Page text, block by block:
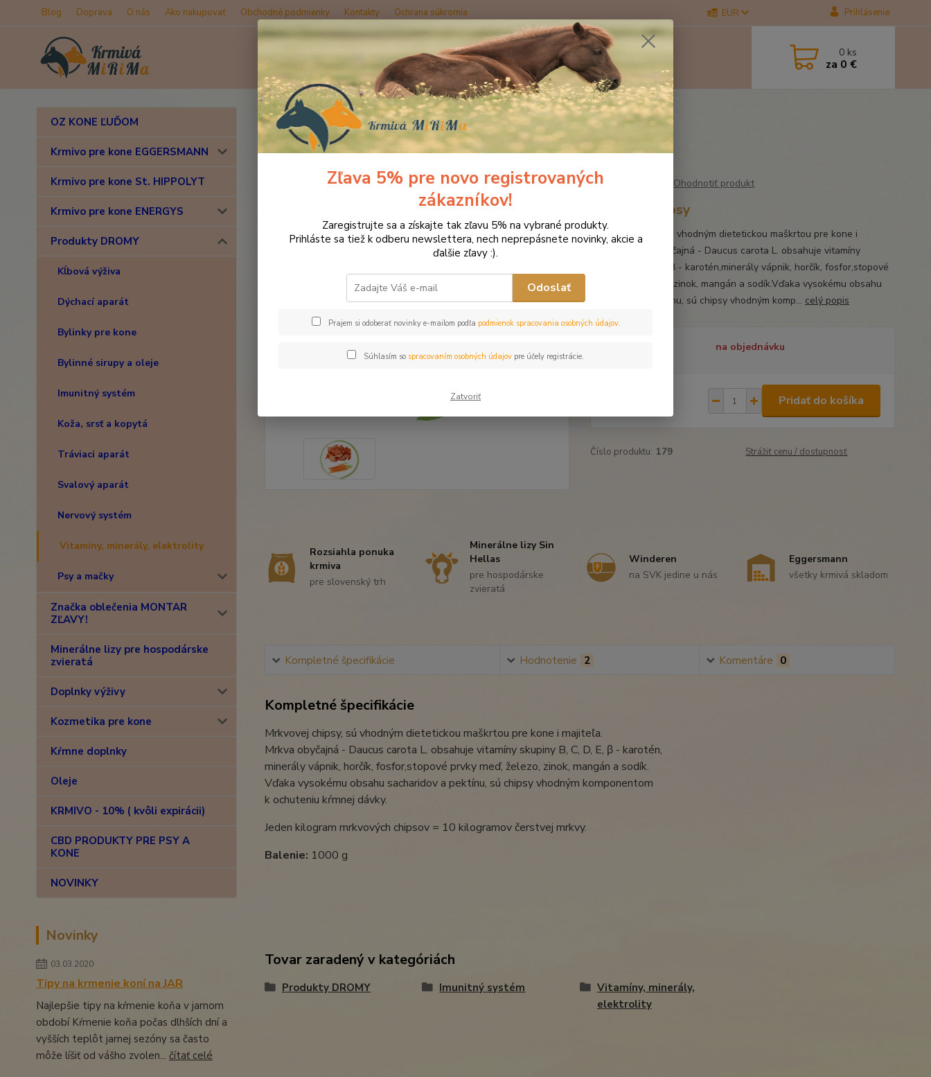
Blog Doprava O nás Ako nakupovať Obchodné podmienky Kontakty Ochrana súkromia EUR Prihlásenie
Hľadať 0 ks
za 0 €
OZ KONE ĽUĎOM
Krmivo pre kone EGGERSMANN
Krmivo pre kone St. HIPPOLYT
Krmivo pre kone ENERGYS
Produkty DROMY
Kĺbová výživa
Dýchací aparát
Bylinky pre kone
Bylinné sirupy a oleje
Imunitný systém
Koža, srsť a kopytá
Tráviaci aparát
Svalový aparát
Nervový systém
Vitamíny, minerály, elektrolity
Psy a mačky
Značka oblečenia MONTAR
ZĽAVY!
Minerálne lizy pre hospodárske
zvieratá
Doplnky výživy
Kozmetika pre kone
Kŕmne doplnky
Oleje
KRMIVO - 10% ( kvôli expirácii)
CBD PRODUKTY PRE PSY A
KONE
NOVINKY
Novinky
03.03.2020
Tipy na krmenie koní na JAR
Najlepšie tipy na kŕmenie koňa v jarnom
období Kŕmenie koňa počas dlhších dní a
vyšších teplôt jarnej sezóny sa často
môže líšiť od vášho zvolen... čítať celé
Úvod Produkty DROMY Vitamíny, minerály, elektrolity Dromy Carrot chips 1 kg
Dromy Carrot chips 1 kg
Ohodnotiť produkt
Mrkvové chipsy
Mrkvovej chipsy, sú vhodným dietetickou maškrtou pre kone i
majiteľa.Mrkva obyčajná - Daucus carota L. obsahuje vitamíny
skupiny B, C, D, E, β - karotén,minerály vápnik, horčík, fosfor,stopové
prvky meď, železo, zinok, mangán a sodík.Vďaka vysokému obsahu
sacharidov a pektínu, sú chipsy vhodným komp... celý popis
na objednávku
Pridať do košíka
Číslo produktu: 179 Strážiť cenu / dostupnosť
Rozsiahla ponuka
krmiva
pre slovenský trh
Minerálne lizy Sin
Hellas
pre hospodárske
zvieratá
Winderen
na SVK jedine u nás
Eggersmann
všetky krmivá skladom
Kompletné špecifikácie Hodnotenie 2 Komentáre 0
Kompletné špecifikácie
Mrkvovej chipsy, sú vhodným dietetickou maškrtou pre kone i majiteľa.
Mrkva obyčajná - Daucus carota L. obsahuje vitamíny skupiny B, C, D, E, β - karotén,
minerály vápnik, horčík, fosfor,stopové prvky meď, železo, zinok, mangán a sodík.
Vďaka vysokému obsahu sacharidov a pektínu, sú chipsy vhodným komponentom
k ochuteniu kŕmnej dávky.
Jeden kilogram mrkvových chipsov = 10 kilogramov čerstvej mrkvy.
Balenie: 1000 g
Tovar zaradený v kategóriách
Produkty DROMY Imunitný systém
Vitamíny, minerály,
elektrolity
Zľava 5% pre novo registrovaných
zákazníkov!
Zaregistrujte sa a získajte tak zľavu 5% na vybrané produkty.
Prihláste sa tiež k odberu newslettera, nech neprepásnete novinky, akcie a
ďalšie zľavy :).
Odoslať
Prajem si odoberať novinky e-mailom podľa podmienok spracovania osobných údajov.
Súhlasím so spracovaním osobných údajov pre účely registrácie.
Zatvoriť